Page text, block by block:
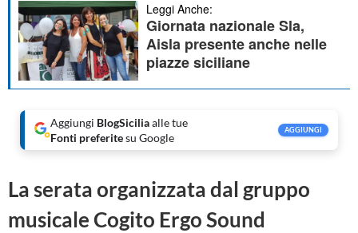
Leggi Anche:
Giornata nazionale Sla,
Aisla presente anche nelle
piazze siciliane
Aggiungi BlogSiciliaalle tue
Fonti preferitesu Google
AGGIUNGI
La serata organizzata dal gruppo
musicale Cogito Ergo Sound